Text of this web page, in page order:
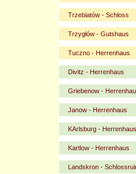
Trzebiatów - Schloss
Trzygłów - Gutshaus
Tuczno - Herrenhaus
Divitz - Herrenhaus
Griebenow -
Janow - Herrenhaus
KArlsburg - Herrenhaus
Kartlow - Herrenhaus
Landskron -